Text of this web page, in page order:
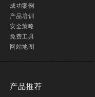
成功案例
产品培训
安全策略
免费工具
网站地图
产品推荐